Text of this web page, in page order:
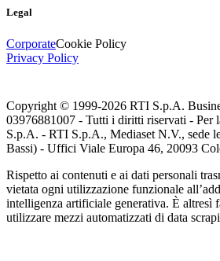
Legal
CorporateCookie Policy
Privacy Policy
Copyright © 1999-2026 RTI S.p.A.
03976881007 - Tutti i diritti riservati - Per
S.p.A. - RTI S.p.A., Mediaset N.V., sede
Bassi) - Uffici Viale Europa 46, 20093
Rispetto ai contenuti e ai dati personali
vietata ogni utilizzazione funzionale
intelligenza artificiale generativa. È altresì
utilizzare mezzi automatizzati di data